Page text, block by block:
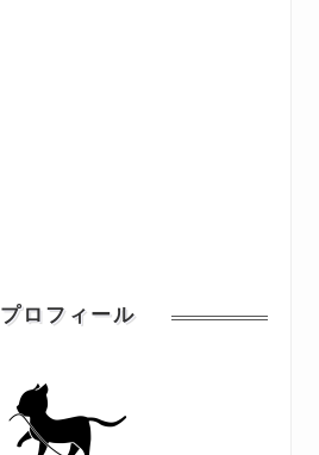
プロフィール